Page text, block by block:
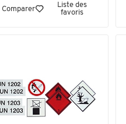
Comparer
Liste des
favoris